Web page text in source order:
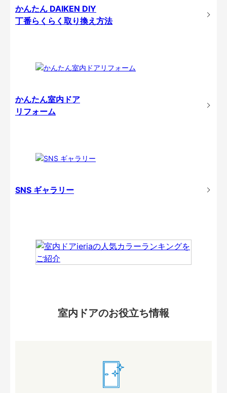
かんたん DAIKEN DIY
丁番らくらく取り換え方法
かんたん室内ドア
リフォーム
SNS ギャラリー
室内ドアのお役立ち情報